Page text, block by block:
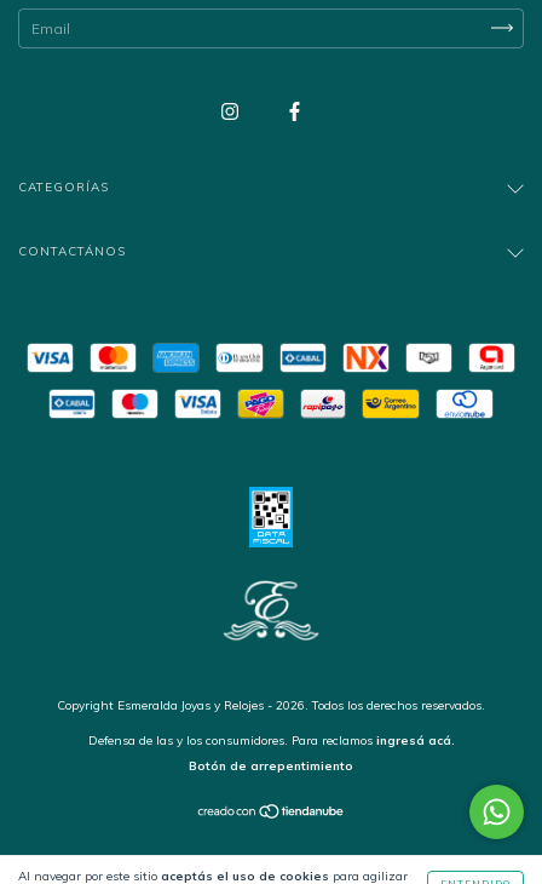
Al navegar por este sitio aceptás el uso de cookies para agilizar
CATEGORÍAS
CONTACTÁNOS
Copyright Esmeralda Joyas y Relojes - 2026. Todos los derechos reservados.
Defensa de las y los consumidores. Para reclamos ingresá acá.
Botón de arrepentimiento